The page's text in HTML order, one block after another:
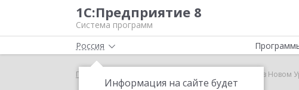
1С:Предприятие 8
Система программ
Россия
Информация на сайте будет
Главная 1С:Кредит в Новом